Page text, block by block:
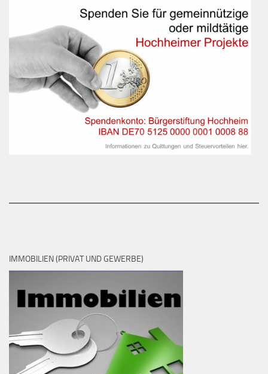
IMMOBILIEN (PRIVAT UND GEWERBE)